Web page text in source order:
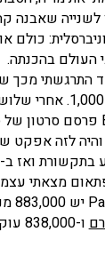
לשנייה שאבנה
כולם
העולם בהכנתה.
ותהיתי אם אי פעם אגיע
והיה לזה אפקט
מצאתי
ו-838,000 עוקבים